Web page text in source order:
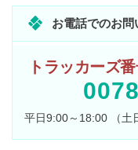
お電話でのお問
トラッカーズ
平日9:00～18:00 （土